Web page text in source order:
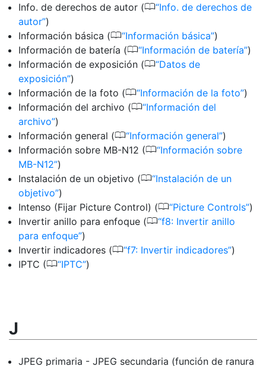
Info. de derechos de autor (0 Info. de derechos de
autor )
Información básica (0 Información básica )
Información de batería (0 Información de batería )
Información de exposición (0 Datos de
exposición )
Información de la foto (0 Información de la foto )
Información del archivo (0 Información del
archivo )
Información general (0 Información general )
Información sobre MB-N12 (0 Información sobre
MB-N12 )
Instalación de un objetivo (0 Instalación de un
objetivo )
Intenso (Fijar Picture Control) (0 Picture Controls )
Invertir anillo para enfoque (0 f8: Invertir anillo
para enfoque )
Invertir indicadores (0 f7: Invertir indicadores )
IPTC (0 IPTC )
J
JPEG primaria - JPEG secundaria (función de ranura